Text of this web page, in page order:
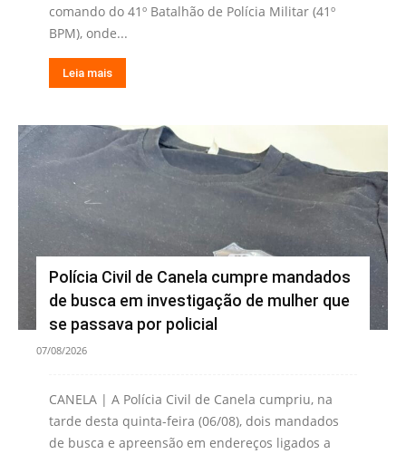
comando do 41º Batalhão de Polícia Militar (41º
BPM), onde...
Leia mais
Polícia Civil de Canela cumpre mandados
de busca em investigação de mulher que
se passava por policial
07/08/2026
CANELA | A Polícia Civil de Canela cumpriu, na
tarde desta quinta-feira (06/08), dois mandados
de busca e apreensão em endereços ligados a